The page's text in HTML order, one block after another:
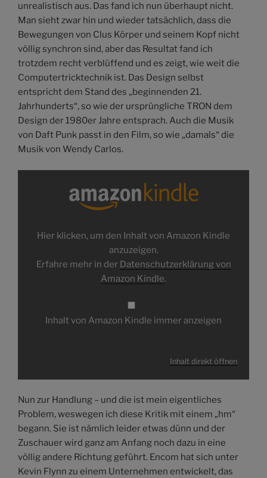
unrealistisch aus. Das fand ich nun überhaupt nicht.
Man sieht zwar hin und wieder tatsächlich, dass die
Bewegungen von Clus Körper und seinem Kopf nicht
völlig synchron sind, aber das Resultat fand ich
trotzdem recht verblüffend und es zeigt, wie weit die
Computertricktechnik ist. Das Design selbst
entspricht dem Stand des „beginnenden 21.
Jahrhunderts“, so wie der ursprüngliche TRON dem
Design der 1980er Jahre entsprach. Auch die Musik
von Daft Punk passt in den Film, so wie „damals“ die
Musik von Wendy Carlos.
Inhalt
Hier klicken, um den Inhalt von Amazon Kindle
anzuzeigen.
Erfahre mehr in der Datenschutzerklärung von
Amazon Kindle.
Inhalt von Amazon Kindle immer anzeigen
Inhalt direkt öffnen
Nun zur Handlung – und die ist mein eigentliches
Problem, weswegen ich diese Kritik mit einem „hm“
begann. Sie ist nämlich leider etwas dünn und der
Zuschauer wird ganz am Anfang noch dazu in eine
völlig andere Richtung geführt. Encom hat sich unter
Kevin Flynn zu einem Unternehmen entwickelt, das